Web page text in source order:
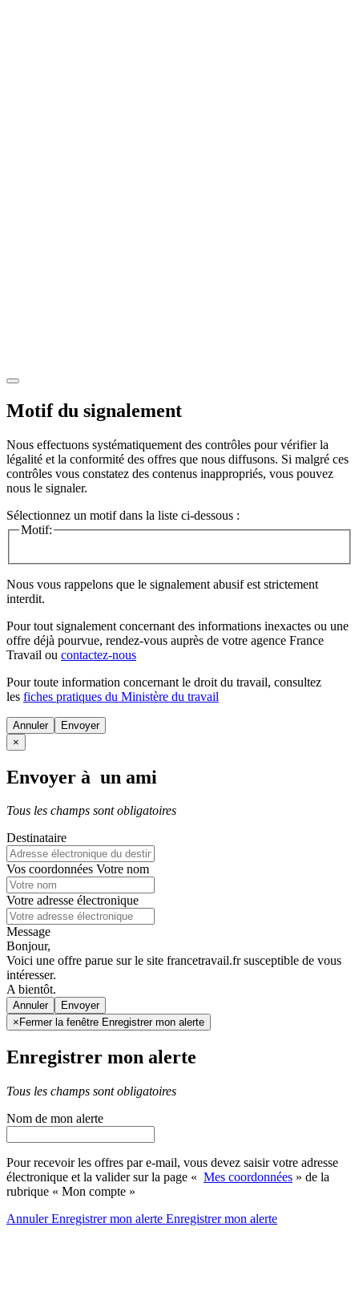
Motif du signalement
Nous effectuons systématiquement des contrôles pour vérifier la
légalité et la conformité des offres que nous diffusons. Si malgré ces
contrôles vous constatez des contenus inappropriés, vous pouvez
nous le signaler.
Sélectionnez un motif dans la liste ci-dessous :
Motif:
Nous vous rappelons que le signalement abusif est strictement
interdit.
Pour tout signalement concernant des informations inexactes ou une
offre déjà pourvue, rendez-vous auprès de votre agence France
Travail ou contactez-nous
Pour toute information concernant le droit du travail, consultez
les fiches pratiques du Ministère du travail
Annuler
×
Envoyer à un ami
Tous les champs sont obligatoires
Destinataire
Vos coordonnées Votre nom
Votre adresse électronique
Message
Bonjour,
Voici une offre parue sur le site francetravail.fr susceptible de vous
intéresser.
A bientôt.
Annuler
× Fermer la fenêtre Enregistrer mon alerte
Enregistrer mon alerte
Tous les champs sont obligatoires
Nom de mon alerte
Pour recevoir les offres par e-mail, vous devez saisir votre adresse
électronique et la valider sur la page « Mes coordonnées » de la
rubrique « Mon compte »
AnnulerEnregistrer mon alerte Enregistrermon alerte